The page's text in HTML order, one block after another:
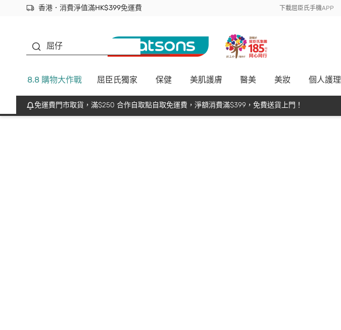
香港．消費淨值滿HK$399免運費
立即成為易賞錢會員盡享獨家優惠
首次APP下單買滿$450 輸入 NEWAPP 即減$50 下載屈臣氏手機APP
屈仔
8.8 購物大作戰 屈臣氏獨家 保健 美肌護膚 醫美 美妝 個人護理
免運費門市取貨，滿$250 合作自取點自取免運費，淨額消費滿$399，免費送貨上門！